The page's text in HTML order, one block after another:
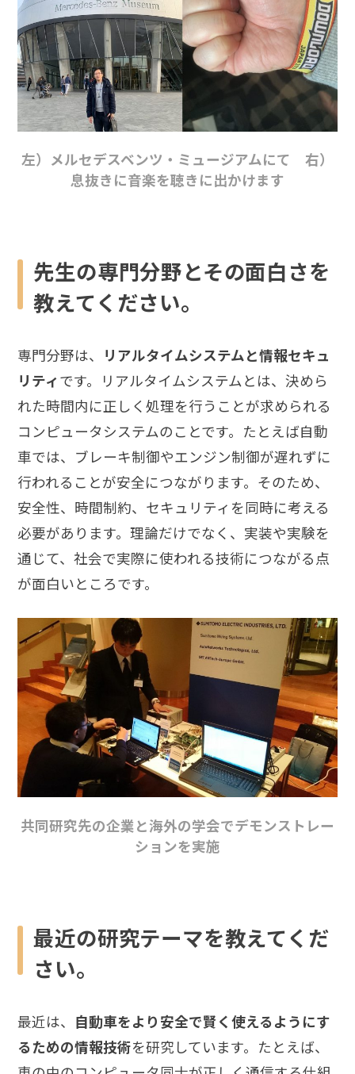
左）メルセデスベンツ・ミュージアムにて 右）
息抜きに音楽を聴きに出かけます
先生の専門分野とその面白さを
教えてください。
専門分野は、 リアルタイムシステムと情報セキュ
リティ です。リアルタイムシステムとは、決めら
れた時間内に正しく処理を行うことが求められる
コンピュータシステムのことです。たとえば自動
車では、ブレーキ制御やエンジン制御が遅れずに
行われることが安全につながります。そのため、
安全性、時間制約、セキュリティを同時に考える
必要があります。理論だけでなく、実装や実験を
通じて、社会で実際に使われる技術につながる点
が面白いところです。
共同研究先の企業と海外の学会でデモンストレー
ションを実施
最近の研究テーマを教えてくだ
さい。
最近は、 自動車をより安全で賢く使えるようにす
るための情報技術を研究しています。たとえば、